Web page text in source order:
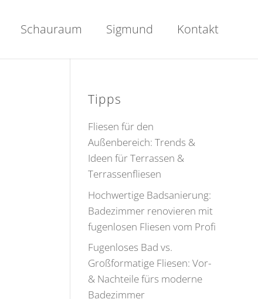
Schauraum Sigmund Kontakt
Tipps
Fliesen für den
Außenbereich: Trends &
Ideen für Terrassen &
Terrassenfliesen
Hochwertige Badsanierung:
Badezimmer renovieren mit
fugenlosen Fliesen vom Profi
Fugenloses Bad vs.
Großformatige Fliesen: Vor-
& Nachteile fürs moderne
Badezimmer